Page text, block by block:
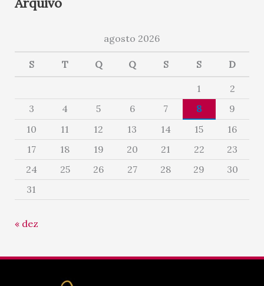
agosto 2026
S T Q Q S S D
1
2
3
4 5 6 7 8
9
10
11 12 13 14 15
16
17
18 19 20 21 22
23
24
25 26 27 28 29
30
31
« dez